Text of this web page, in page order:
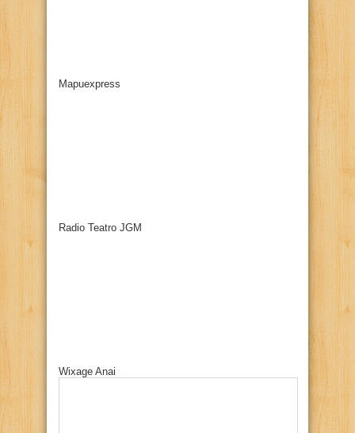
Mapuexpress
Radio Teatro JGM
Wixage Anai